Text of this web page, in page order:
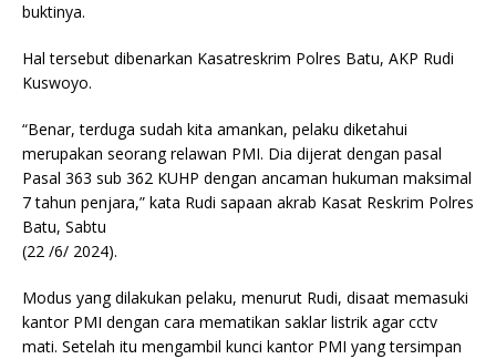
buktinya.
Hal tersebut dibenarkan Kasatreskrim Polres Batu, AKP Rudi
Kuswoyo.
“Benar, terduga sudah kita amankan, pelaku diketahui
merupakan seorang relawan PMI. Dia dijerat dengan pasal
Pasal 363 sub 362 KUHP dengan ancaman hukuman maksimal
7 tahun penjara,” kata Rudi sapaan akrab Kasat Reskrim Polres
Batu, Sabtu
(22 /6/ 2024).
Modus yang dilakukan pelaku, menurut Rudi, disaat memasuki
kantor PMI dengan cara mematikan saklar listrik agar cctv
mati. Setelah itu mengambil kunci kantor PMI yang tersimpan